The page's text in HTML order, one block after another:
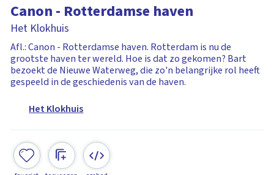
Canon - Rotterdamse haven
Het Klokhuis
Afl.: Canon - Rotterdamse haven. Rotterdam is nu de
grootste haven ter wereld. Hoe is dat zo gekomen? Bart
bezoekt de Nieuwe Waterweg, die zo'n belangrijke rol heeft
gespeeld in de geschiedenis van de haven.
Het Klokhuis